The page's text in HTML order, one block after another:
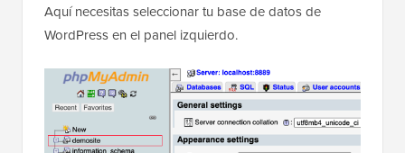
Aquí necesitas seleccionar tu base de datos de
WordPress en el panel izquierdo.